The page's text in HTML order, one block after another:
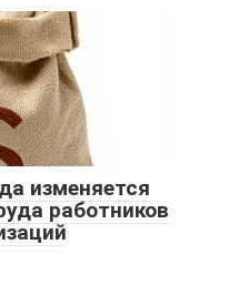
изменяется
работников